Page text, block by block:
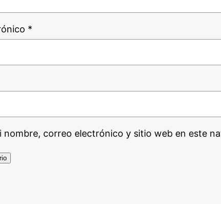
*
nombre, correo electrónico y sitio web en este